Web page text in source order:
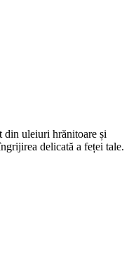
din uleiuri hrănitoare și
delicată a feței tale.